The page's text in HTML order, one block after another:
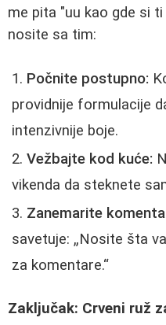
me pita "uu kao gde si ti
nosite sa tim:
Počnite postupno:
providnije formulacije
intenzivnije boje.
Vežbajte kod kuće:
vikenda da steknete
Zanemarite
savetuje:
Nosite šta
za komentare.
Zaključak: Crveni ruž